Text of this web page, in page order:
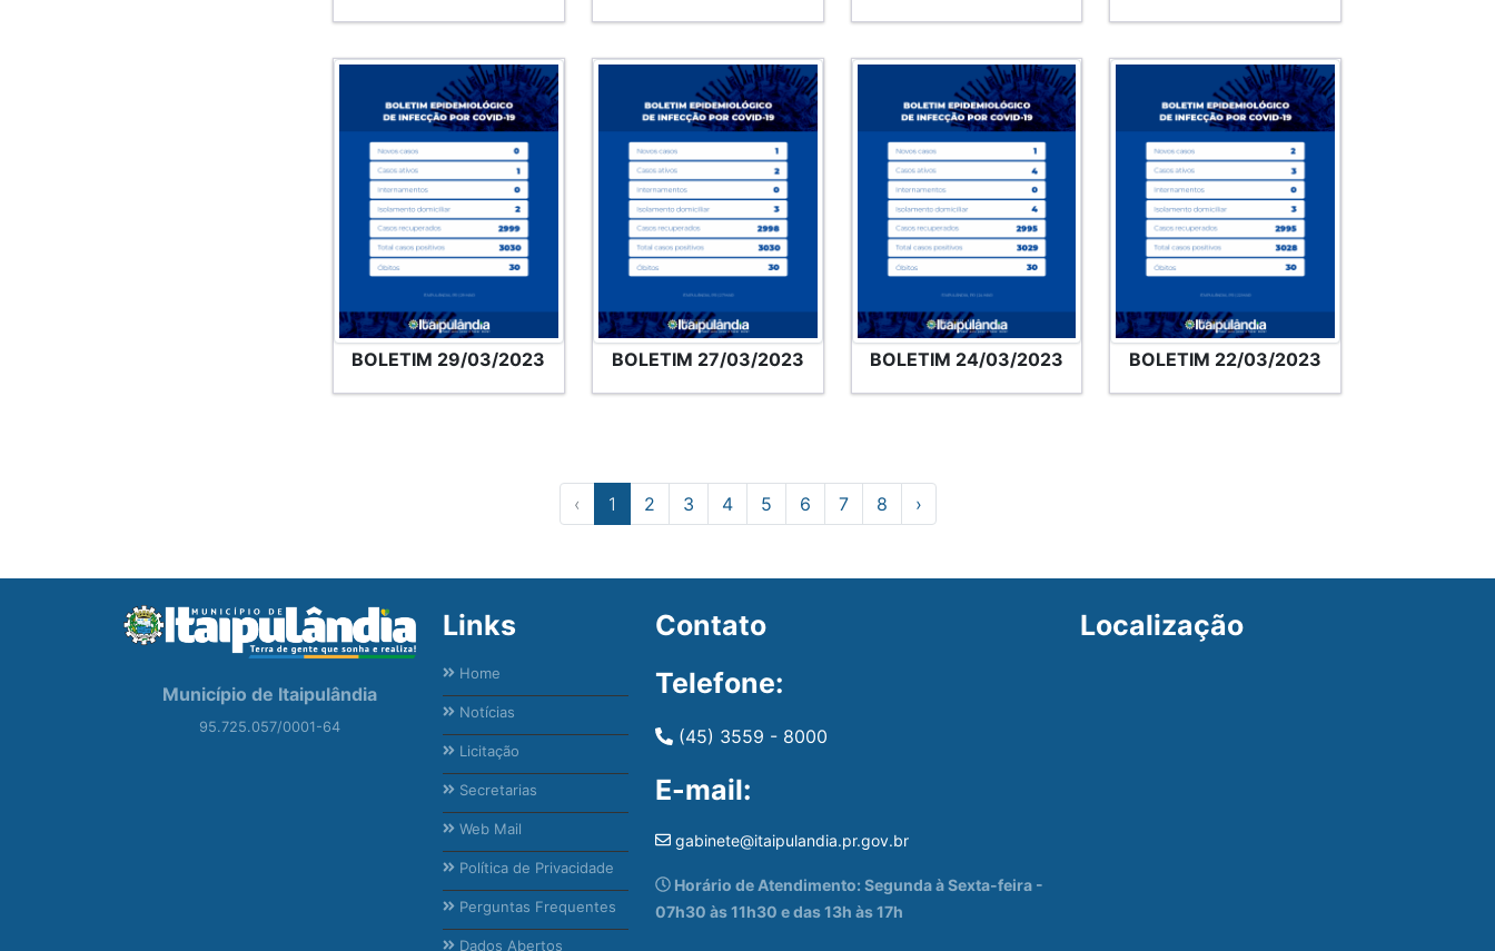
BOLETIM 29/03/2023 BOLETIM 27/03/2023 BOLETIM 24/03/2023 BOLETIM 22/03/2023
‹ 1 2 3 4 5 6 7 8 ›
Município de Itaipulândia
95.725.057/0001-64
Links
Home
Notícias
Licitação
Secretarias
Web Mail
Política de Privacidade
Perguntas Frequentes
Dados Abertos
Contato
Telefone:
(45) 3559 - 8000
E-mail:
gabinete@itaipulandia.pr.gov.br
Horário de Atendimento: Segunda à Sexta-feira -
07h30 às 11h30 e das 13h às 17h
Localização